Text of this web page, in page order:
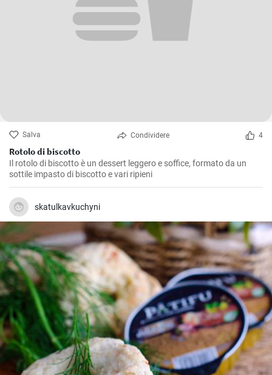
Salva Condividere 4
Rotolo di biscotto
Il rotolo di biscotto è un dessert leggero e soffice, formato da un
sottile impasto di biscotto e vari ripieni
skatulkavkuchyni